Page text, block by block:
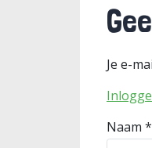
Je e-
Naam *